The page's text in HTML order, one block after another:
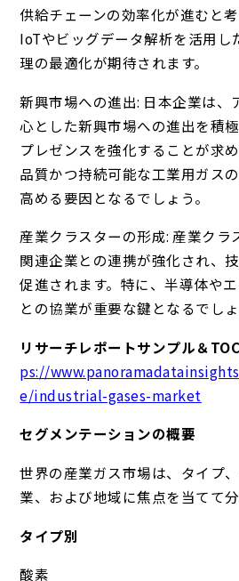
供給チェーンの効率化が進むと考
IoTやビッグデータ解析を活用し
理の最適化が期待されます。
新興市場への進出: 日本企業は、
心とした新興市場への進出を積
プレゼンスを強化することが求
品質かつ持続可能な工業用ガス
高める要因となるでしょう。
産業クラスターの形成: 産業クラ
関連企業との連携が強化され、
促進されます。特に、半導体や
との協業が重要な鍵となるでしょ
リサーチレポートサンプル＆
ps://
e/industrial-gases-market
セグメンテーションの概要
世界の産業ガス市場は、タイプ
業、および地域に焦点を当てて分
タイプ別
酸素